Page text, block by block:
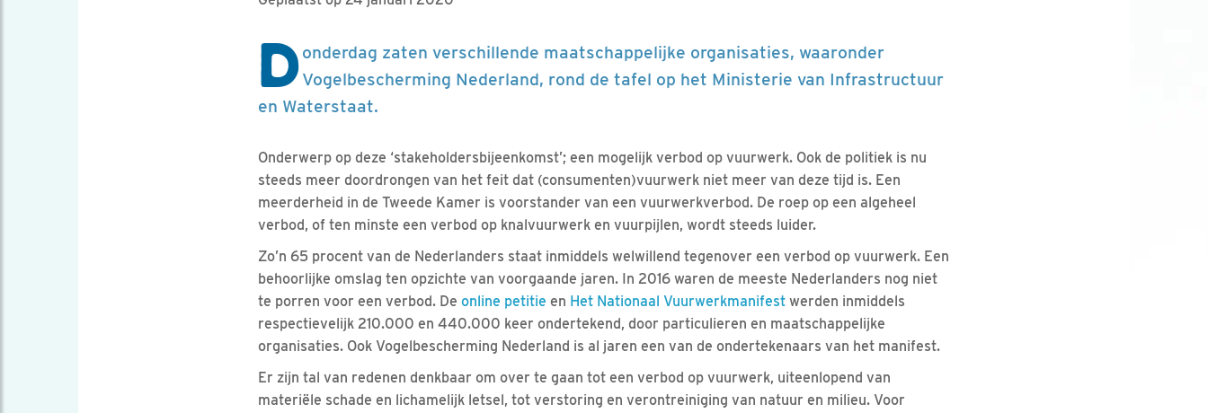
Donderdag zaten verschillende maatschappelijke organisaties, waaronder
Vogelbescherming Nederland, rond de tafel op het Ministerie van Infrastructuur
en Waterstaat.
Onderwerp op deze ‘stakeholdersbijeenkomst’; een mogelijk verbod op vuurwerk. Ook de politiek is nu
steeds meer doordrongen van het feit dat (consumenten)vuurwerk niet meer van deze tijd is. Een
meerderheid in de Tweede Kamer is voorstander van een vuurwerkverbod. De roep op een algeheel
verbod, of ten minste een verbod op knalvuurwerk en vuurpijlen, wordt steeds luider.
Zo’n 65 procent van de Nederlanders staat inmiddels welwillend tegenover een verbod op vuurwerk. Een
behoorlijke omslag ten opzichte van voorgaande jaren. In 2016 waren de meeste Nederlanders nog niet
te porren voor een verbod. De online petitie en Het Nationaal Vuurwerkmanifest werden inmiddels
respectievelijk 210.000 en 440.000 keer ondertekend, door particulieren en maatschappelijke
organisaties. Ook Vogelbescherming Nederland is al jaren een van de ondertekenaars van het manifest.
Er zijn tal van redenen denkbaar om over te gaan tot een verbod op vuurwerk, uiteenlopend van
materiële schade en lichamelijk letsel, tot verstoring en verontreiniging van natuur en milieu. Voor